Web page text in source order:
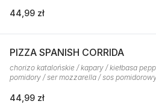
44,99 zł
PIZZA SPANISH CORRIDA
chorizo katalońskie / kapary / kiełbasa
pomidory / ser mozzarella / sos
44,99 zł